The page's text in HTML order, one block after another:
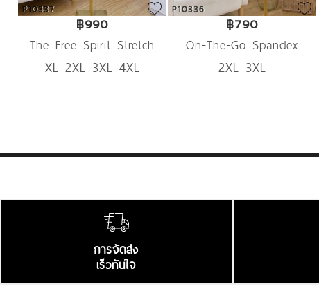
P10337
฿990
The Free Spirit Stretch
Denim
XL 2XL 3XL 4XL
P10336
฿790
On-The-Go Spandex
Trousers
2XL 3XL
การจัดส่ง
เร็วทันใจ